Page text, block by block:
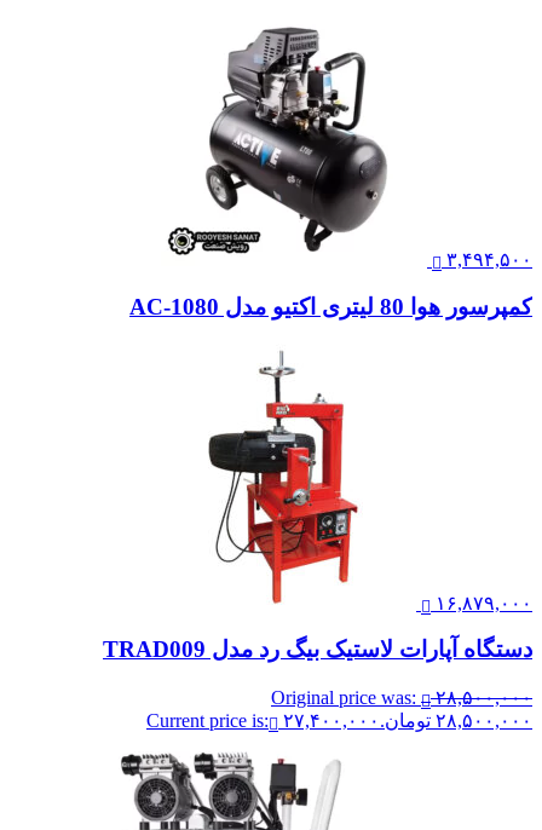
۳,۴۹۴,۵۰۰
کمپرسور هوا 80 لیتری اکتیو مدل AC-1080
۱۶,۸۷۹,۰۰۰
دستگاه آپارات لاستیک بیگ رد مدل TRAD009
۲۸,۵۰۰,۰۰۰
Original price was:
۲۸,۵۰۰,۰۰۰ تومان.
۲۷,۴۰۰,۰۰۰ Current price is: